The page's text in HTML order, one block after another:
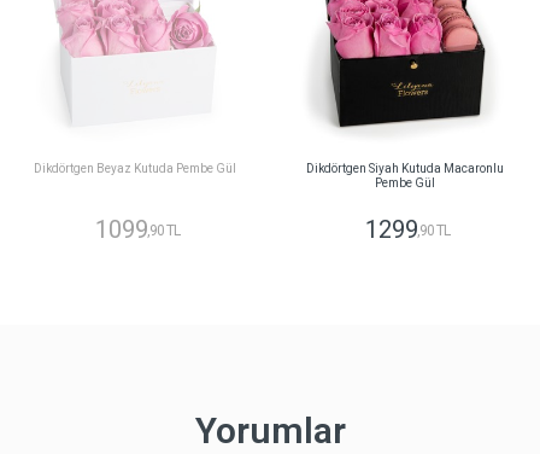
Dikdörtgen Beyaz Kutuda Pembe Gül
1099,90 TL
Dikdörtgen Siyah Kutuda Macaronlu
Pembe Gül
1299,90 TL
Yorumlar